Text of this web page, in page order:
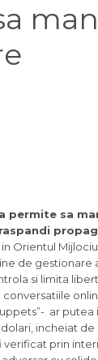
permite sa
Orientul Mijlociu
de gestionare
si limita
ar putea
incheiat
verificat prin